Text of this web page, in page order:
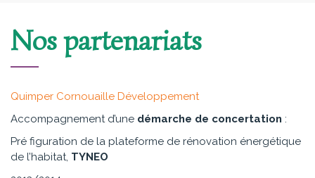
Nos partenariats
Quimper Cornouaille Développement
Accompagnement d’une démarche de concertation :
Pré figuration de la plateforme de rénovation énergétique
de l’habitat, TYNEO